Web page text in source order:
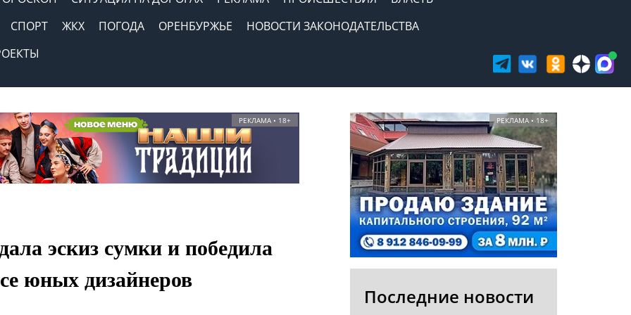
СПОРТ
ЖКХ ПОГОДА ОРЕНБУРЖЬЕ
НОВОСТИ ЗАКОНОДАТЕЛЬСТВА
РЕКЛАМА • 18+
эскиз сумки и победила
юных дизайнеров
РЕКЛАМА • 18+
Последние новости